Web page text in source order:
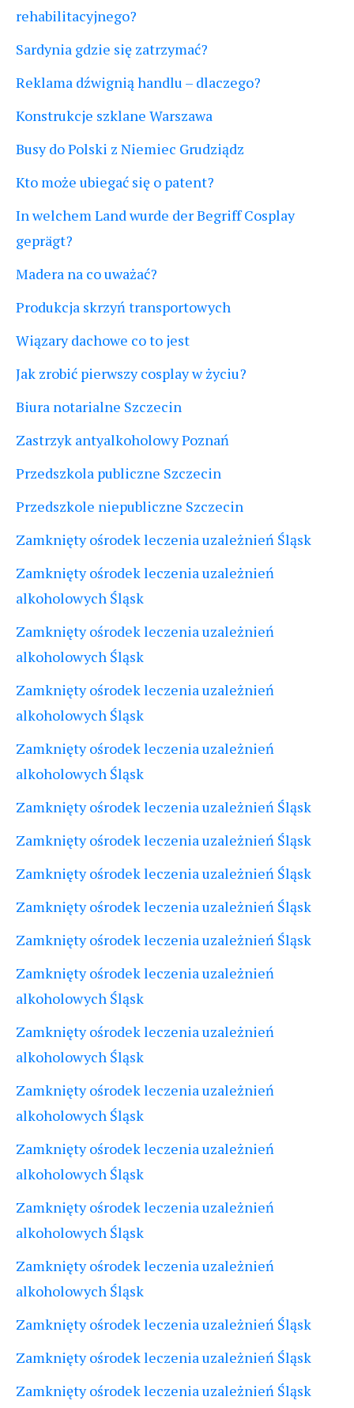
rehabilitacyjnego?
Sardynia gdzie się zatrzymać?
Reklama dźwignią handlu – dlaczego?
Konstrukcje szklane Warszawa
Busy do Polski z Niemiec Grudziądz
Kto może ubiegać się o patent?
In welchem Land wurde der Begriff Cosplay
geprägt?
Madera na co uważać?
Produkcja skrzyń transportowych
Wiązary dachowe co to jest
Jak zrobić pierwszy cosplay w życiu?
Biura notarialne Szczecin
Zastrzyk antyalkoholowy Poznań
Przedszkola publiczne Szczecin
Przedszkole niepubliczne Szczecin
Zamknięty ośrodek leczenia uzależnień Śląsk
Zamknięty ośrodek leczenia uzależnień
alkoholowych Śląsk
Zamknięty ośrodek leczenia uzależnień
alkoholowych Śląsk
Zamknięty ośrodek leczenia uzależnień
alkoholowych Śląsk
Zamknięty ośrodek leczenia uzależnień
alkoholowych Śląsk
Zamknięty ośrodek leczenia uzależnień Śląsk
Zamknięty ośrodek leczenia uzależnień Śląsk
Zamknięty ośrodek leczenia uzależnień Śląsk
Zamknięty ośrodek leczenia uzależnień Śląsk
Zamknięty ośrodek leczenia uzależnień Śląsk
Zamknięty ośrodek leczenia uzależnień
alkoholowych Śląsk
Zamknięty ośrodek leczenia uzależnień
alkoholowych Śląsk
Zamknięty ośrodek leczenia uzależnień
alkoholowych Śląsk
Zamknięty ośrodek leczenia uzależnień
alkoholowych Śląsk
Zamknięty ośrodek leczenia uzależnień
alkoholowych Śląsk
Zamknięty ośrodek leczenia uzależnień
alkoholowych Śląsk
Zamknięty ośrodek leczenia uzależnień Śląsk
Zamknięty ośrodek leczenia uzależnień Śląsk
Zamknięty ośrodek leczenia uzależnień Śląsk